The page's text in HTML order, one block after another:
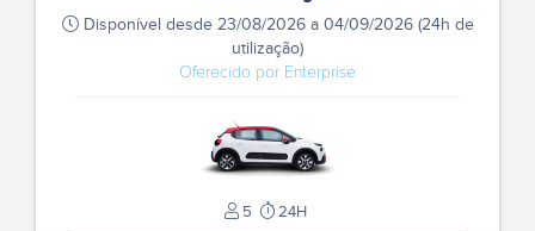
Disponível desde 23/08/2026 a 04/09/2026 (24h de
utilização)
Oferecido por Enterprise
5 24H